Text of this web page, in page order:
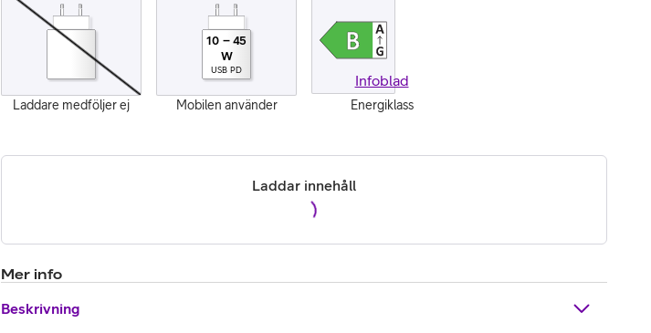
Laddare medföljer ej Mobilen använder
10 – 45
W
USB PD
Energiklass
Infoblad
Laddar innehåll
Mer info
Beskrivning